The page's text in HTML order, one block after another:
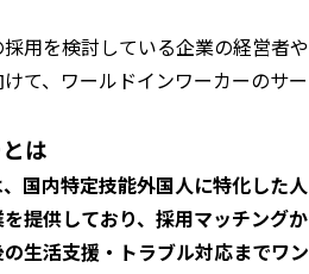
用を検討している企業の経営者や
て、ワールドインワーカーのサー
は
国内特定技能外国人に特化した人
提供しており、採用マッチングか
生活支援・トラブル対応までワン